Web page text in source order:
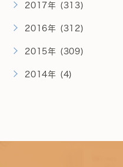
2017年 (313)
2016年 (312)
2015年 (309)
2014年 (4)